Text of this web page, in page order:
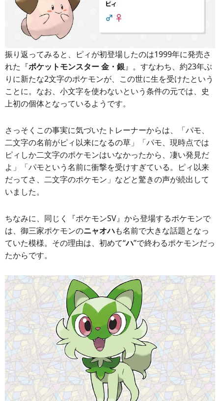
振り返ってみると、ピィが初登場したのは1999年に発売さ
れた『ポケットモンスター 金・銀』。すなわち、約23年ぶ
りに新たな2文字のポケモンが、この世に生を受けたという
ことに。なお、小文字を使わないという条件の元では、史
上初の個体となっているようです。
さっそくこの事実に気づいたトレーナーからは、「パモ、
二文字の名前がピィ以来になるの草」「パモ、現時点では
ピィしか二文字のポケモンはいなかったから、凄い発見だ
よ」「パモという名前に衝撃を受けすぎている。ピィ以来
だってさ、二文字のポケモン」などと驚きの声が続出して
いました。
ちなみに、同じく『ポケモンSV』から登場するポケモンで
は、御三家ポケモンのニャオハも名前で大きな話題となっ
ていた模様。その理由は、初めて“ハ”で終わるポケモンだっ
たからです。